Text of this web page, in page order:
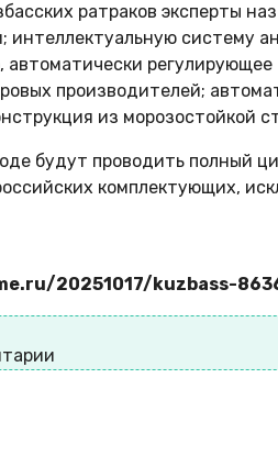
ратраков эксперты
интеллектуальную систему
производителей;
из морозостойкой
будут проводить полный
комплектующих,
20251017/kuzbass-